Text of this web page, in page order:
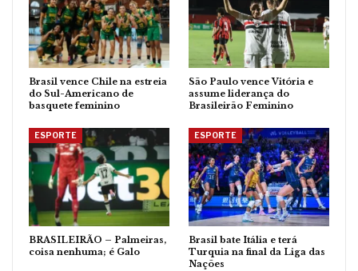
Brasil vence Chile na estreia
do Sul-Americano de
basquete feminino
São Paulo vence Vitória e
assume liderança do
Brasileirão Feminino
ESPORTE
BRASILEIRÃO – Palmeiras,
coisa nenhuma; é Galo
ESPORTE
Brasil bate Itália e terá
Turquia na final da Liga das
Nações